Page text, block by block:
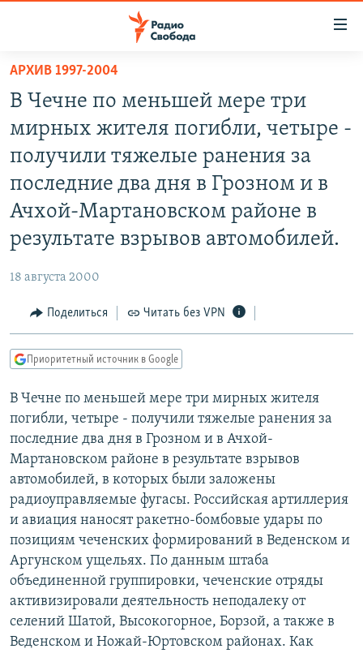
упрощенного
доступа
основному
содержанию
Вернутся
главной
Вернутся
поиску
АВТОРСКИЕ ПРОЕКТЫ
МНЕНИЯ
КУЛЬТУРА
СЕВЕР.РЕАЛИИ
СИБИРЬ.РЕАЛИИ
ПОДПИШИТЕСЬ НА РАССЫЛКУ
СОЦИАЛЬНЫЕ СЕТИ
Все сайты РСЕ/РС
АРХИВ 1997-2004
В Чечне по меньшей мере три
мирных жителя погибли, четыре -
получили тяжелые ранения за
последние два дня в Грозном и в
Ачхой-Мартановском районе в
результате взрывов автомобилей.
18 августа 2000
Поделиться Читать без VPN
Приоритетный источник в Google
В Чечне по меньшей мере три мирных жителя
погибли, четыре - получили тяжелые ранения за
последние два дня в Грозном и в Ачхой-
Мартановском районе в результате взрывов
автомобилей, в которых были заложены
радиоуправляемые фугасы. Российская артиллерия
и авиация наносят ракетно-бомбовые удары по
позициям чеченских формирований в Веденском и
Аргунском ущельях. По данным штаба
объединенной группировки, чеченские отряды
активизировали деятельность неподалеку от
селений Шатой, Высокогорное, Борзой, а также в
Веденском и Ножай-Юртовском районах. Как